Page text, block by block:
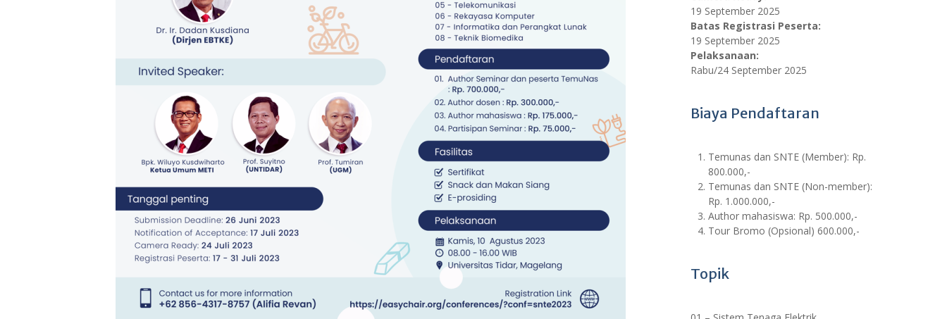
19 September 2025
Batas Registrasi Peserta:
19 September 2025
Pelaksanaan:
Rabu/24 September 2025
Biaya Pendaftaran
Temunas dan SNTE (Member): Rp.
800.000,-
Temunas dan SNTE (Non-member):
Rp. 1.000.000,-
Author mahasiswa: Rp. 500.000,-
Tour Bromo (Opsional) 600.000,-
Topik